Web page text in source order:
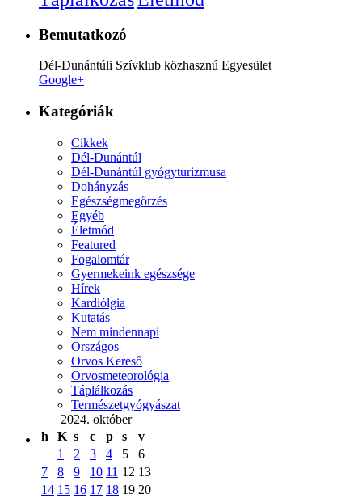
Bemutatkozó
Dél-Dunántúli Szívklub közhasznú Egyesület
Google+
Kategóriák
Cikkek
Dél-Dunántúl
Dél-Dunántúl gyógyturizmusa
Dohányzás
Egészségmegőrzés
Egyéb
Életmód
Featured
Fogalomtár
Gyermekeink egészsége
Hírek
Kardiólgia
Kutatás
Nem mindennapi
Országos
Orvos Kereső
Orvosmeteorológia
Táplálkozás
Természetgyógyászat
2024. október
h
K s c p s
v
1
2 3 4 5
6
7
8 9 10 11 12 13
14 15 16 17 18 19 20